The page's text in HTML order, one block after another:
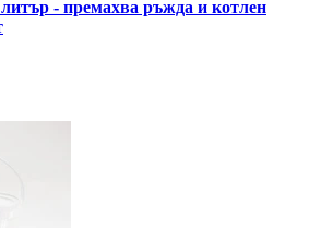
- премахва ръжда и котлен